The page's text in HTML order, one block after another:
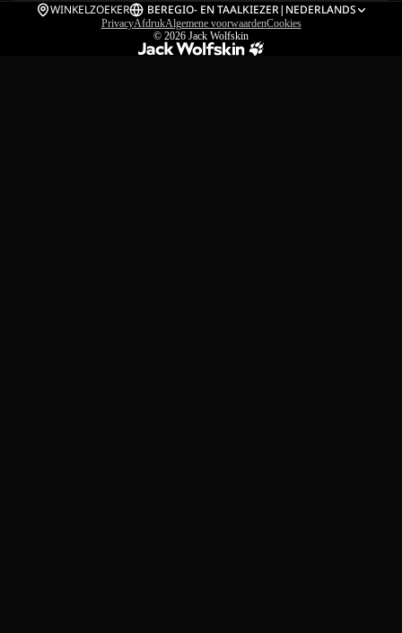
WINKELZOEKER BEREGIO- EN TAALKIEZER| NEDERLANDS
PrivacyAfdrukAlgemene voorwaardenCookies
© 2026 Jack Wolfskin